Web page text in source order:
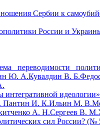
Сербии к
России и
_переводимости_
Ю. А.Кувалдин В. Б.
интегративной
Пантин И. К.Ильин М. В.
А. Н.Сергеев В. М.
сил России? (№